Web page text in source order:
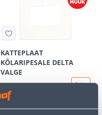
KATTEPLAAT
KÕLARIPESALE DELTA
VALGE
3.00 €